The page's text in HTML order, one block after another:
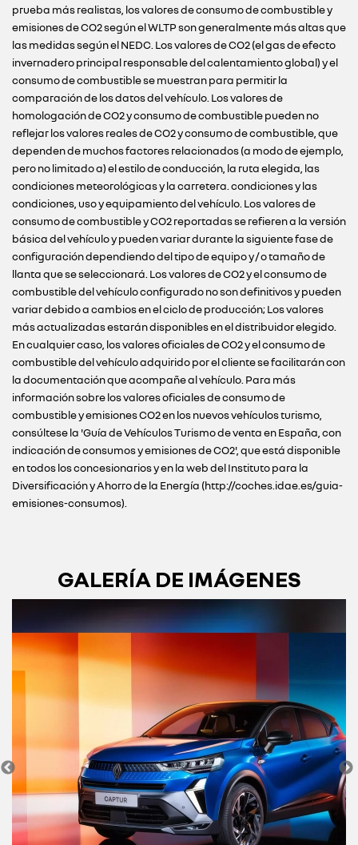
prueba más realistas, los valores de consumo de combustible y
emisiones de CO2 según el WLTP son generalmente más altas que
las medidas según el NEDC. Los valores de CO2 (el gas de efecto
invernadero principal responsable del calentamiento global) y el
consumo de combustible se muestran para permitir la
comparación de los datos del vehículo. Los valores de
homologación de CO2 y consumo de combustible pueden no
reflejar los valores reales de CO2 y consumo de combustible, que
dependen de muchos factores relacionados (a modo de ejemplo,
pero no limitado a) el estilo de conducción, la ruta elegida, las
condiciones meteorológicas y la carretera. condiciones y las
condiciones, uso y equipamiento del vehículo. Los valores de
consumo de combustible y CO2 reportadas se refieren a la versión
básica del vehículo y pueden variar durante la siguiente fase de
configuración dependiendo del tipo de equipo y / o tamaño de
llanta que se seleccionará. Los valores de CO2 y el consumo de
combustible del vehículo configurado no son definitivos y pueden
variar debido a cambios en el ciclo de producción; Los valores
más actualizadas estarán disponibles en el distribuidor elegido.
En cualquier caso, los valores oficiales de CO2 y el consumo de
combustible del vehículo adquirido por el cliente se facilitarán con
la documentación que acompañe al vehículo. Para más
información sobre los valores oficiales de consumo de
combustible y emisiones CO2 en los nuevos vehículos turismo,
consúltese la 'Guía de Vehículos Turismo de venta en España, con
indicación de consumos y emisiones de CO2', que está disponible
en todos los concesionarios y en la web del Instituto para la
Diversificación y Ahorro de la Energía (http://coches.idae.es/guia-
emisiones-consumos).
GALERÍA DE IMÁGENES